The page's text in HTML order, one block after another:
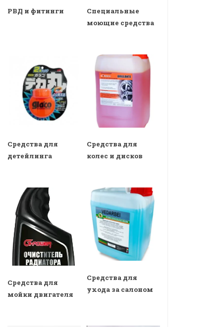
РВД и фитинги
Специальные
моющие средства
Средства для
детейлинга
Средства для
колес и дисков
Средства для
мойки двигателя
Средства для
ухода за салоном